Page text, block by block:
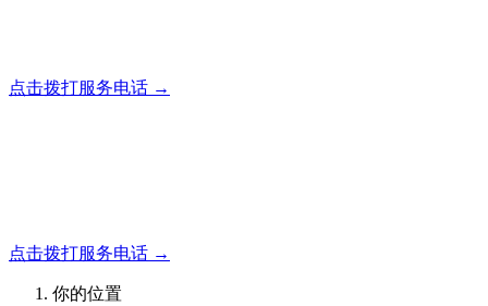
点击拨打服务电话 →
点击拨打服务电话 →
你的位置